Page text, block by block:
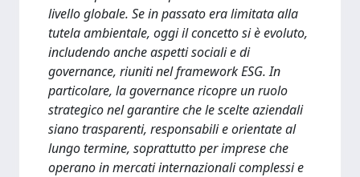
livello globale. Se in passato era limitata alla
tutela ambientale, oggi il concetto si è evoluto,
includendo anche aspetti sociali e di
governance, riuniti nel framework ESG. In
particolare, la governance ricopre un ruolo
strategico nel garantire che le scelte aziendali
siano trasparenti, responsabili e orientate al
lungo termine, soprattutto per imprese che
operano in mercati internazionali complessi e